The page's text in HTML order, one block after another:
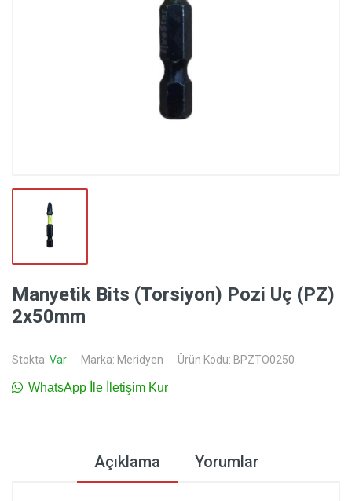
Manyetik Bits (Torsiyon) Pozi Uç (PZ)
2x50mm
Stokta: Var Marka: Meridyen Ürün Kodu: BPZTO0250
WhatsApp İle İletişim Kur
Açıklama Yorumlar